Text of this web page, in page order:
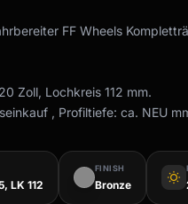
FF Wheels
Zoll, Lochkreis 112 mm.
, Profiltiefe: ca. NEU
LK 112
FINISH
Bronze wb_sunny